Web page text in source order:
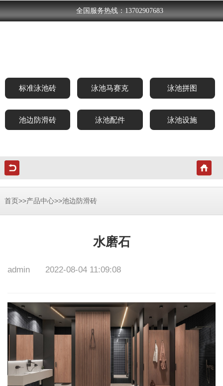
全国服务热线：13702907683
标准泳池砖 泳池马赛克 泳池拼图
池边防滑砖 泳池配件 泳池设施
首页>>产品中心>>池边防滑砖
水磨石
admin 2022-08-04 11:09:08